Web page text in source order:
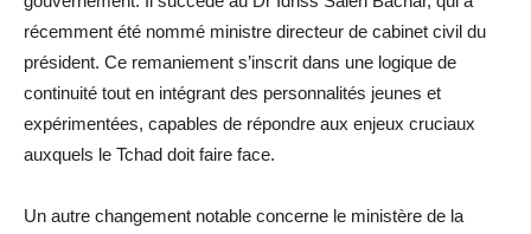
récemment été nommé ministre directeur de cabinet civil du
président. Ce remaniement s’inscrit dans une logique de
continuité tout en intégrant des personnalités jeunes et
expérimentées, capables de répondre aux enjeux cruciaux
auxquels le Tchad doit faire face.
Un autre changement notable concerne le ministère de la